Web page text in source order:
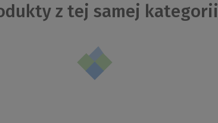
z tej samej kategorii